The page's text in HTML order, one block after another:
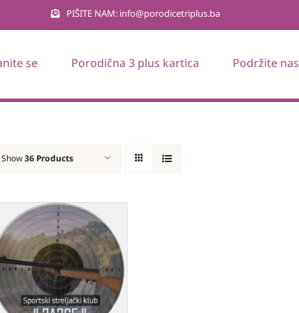
PIŠITE NAM: info@porodicetriplus.ba
se Porodična 3 plus kartica Podržite nas
Show36 Products